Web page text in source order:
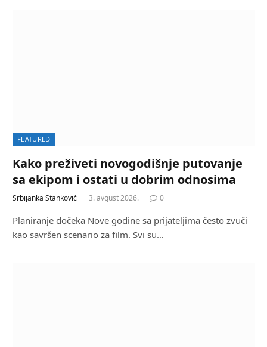
FEATURED
Kako preživeti novogodišnje putovanje
sa ekipom i ostati u dobrim odnosima
Srbijanka Stanković 3. avgust 2026. 0
Planiranje dočeka Nove godine sa prijateljima često zvuči
kao savršen scenario za film. Svi su…